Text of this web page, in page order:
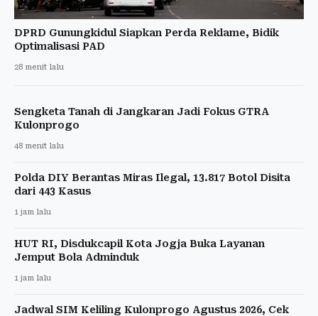
DPRD Gunungkidul Siapkan Perda Reklame, Bidik
Optimalisasi PAD
28 menit lalu
Sengketa Tanah di Jangkaran Jadi Fokus GTRA
Kulonprogo
48 menit lalu
Polda DIY Berantas Miras Ilegal, 13.817 Botol Disita
dari 443 Kasus
1 jam lalu
HUT RI, Disdukcapil Kota Jogja Buka Layanan
Jemput Bola Adminduk
1 jam lalu
Jadwal SIM Keliling Kulonprogo Agustus 2026, Cek